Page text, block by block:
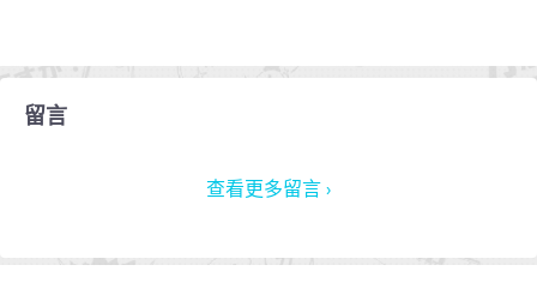
留言
查看更多留言 ›